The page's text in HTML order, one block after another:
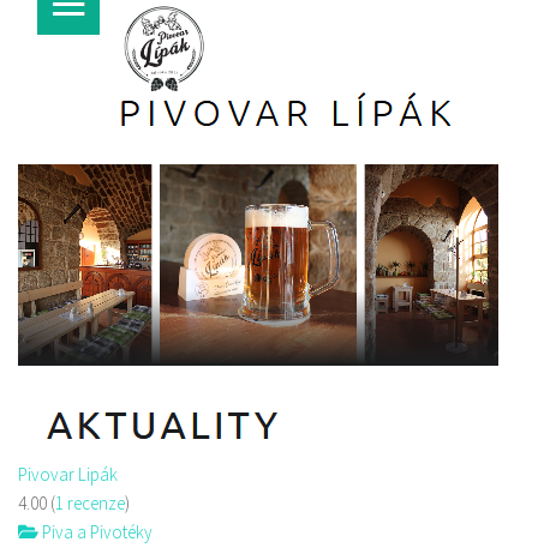
Pivovar Lipák
4.00 (1 recenze)
Piva a Pivotéky